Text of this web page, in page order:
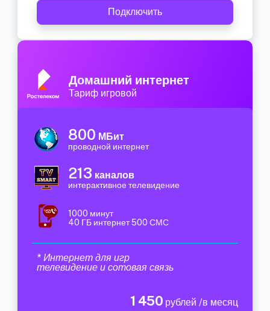
Подключить
Домашний интернет
Тариф игровой
800 МБит
проводной интернет
213 каналов
интерактивное телевидение
1000 минут
40 ГБ интернет 500 СМС
* Интернет для игр
телевидение и сотовая связь
1 450 рублей /в месяц